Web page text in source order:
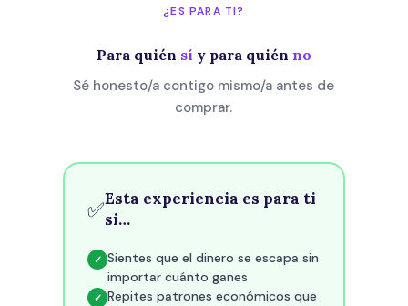
¿ES PARA TI?
Para quién sí y para quién no
Sé honesto/a contigo mismo/a antes de
comprar.
✅Esta experiencia es para ti
si…
✓ Sientes que el dinero se escapa sin
importar cuánto ganes
✓ Repites patrones económicos que